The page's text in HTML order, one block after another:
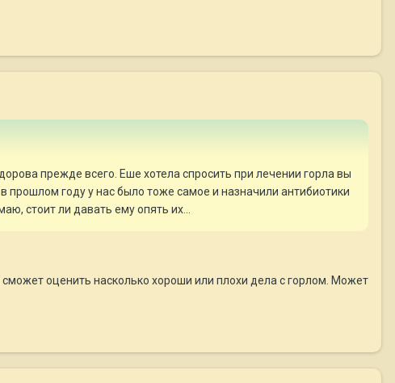
прежде всего. Еше хотела спросить при лечении горла вы
прошлом году у нас было тоже самое и назначили антибиотики
стоит ли давать ему опять их...
оценить насколько хороши или плохи дела с горлом. Может